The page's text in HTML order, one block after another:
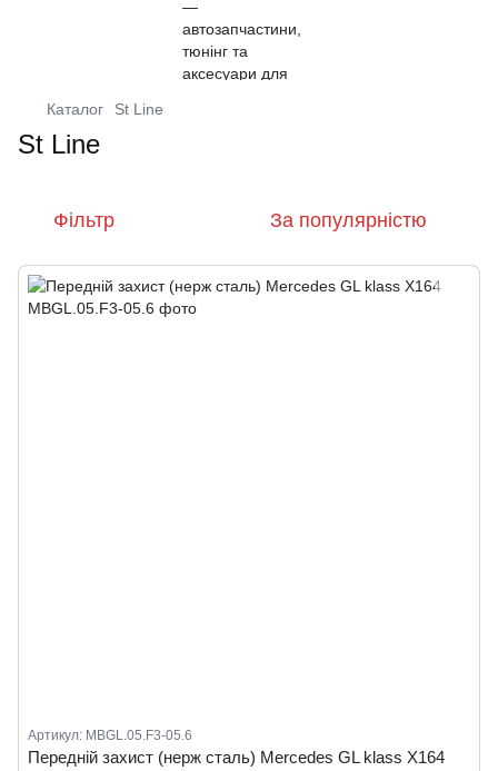
Каталог St Line
St Line
Фільтр За популярністю
Артикул: MBGL.05.F3-05.6
Передній захист (нерж сталь) Mercedes GL klass X164